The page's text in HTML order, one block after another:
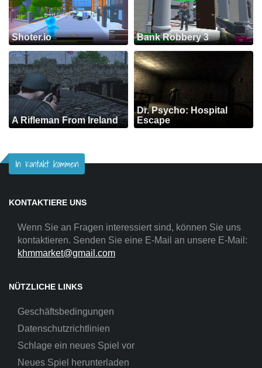
Shoter.io Bank Robbery 3
A Rifleman From Ireland
Dr. Psycho: Hospital
Escape
In Kontakt kommen
KONTAKTIERE UNS
Wenn Sie an Fragen interessiert sind, können Sie uns
kontaktieren. Senden Sie eine E-Mail an unsere E-Mail:
khmmarket@gmail.com
NÜTZLICHE LINKS
Geschäftsbedingungen
Datenschutzrichtlinien
Schlage ein neues Spiel vor
Neues Spiel herunterladen